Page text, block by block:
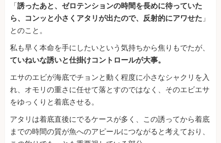
「誘ったあと、ゼロテンションの時間を長めに待っていた
ら、コンッと小さくアタリが出たので、反射的にアワせた 」
とのこと。
私も早く本命を手にしたいという気持ちから焦りもでたが、
ていねいな誘いと仕掛けコントロールが大事。
エサのエビが海底でチョンと動く程度に小さなシャクリを入
れ、オモリの重さに任せて落とすのではなく、そのエビエサ
をゆっくりと着底させる。
アタリは着底直後にでるケースが多く、この誘ってから着底
までの時間の質が魚へのアピールにつながると考えており、